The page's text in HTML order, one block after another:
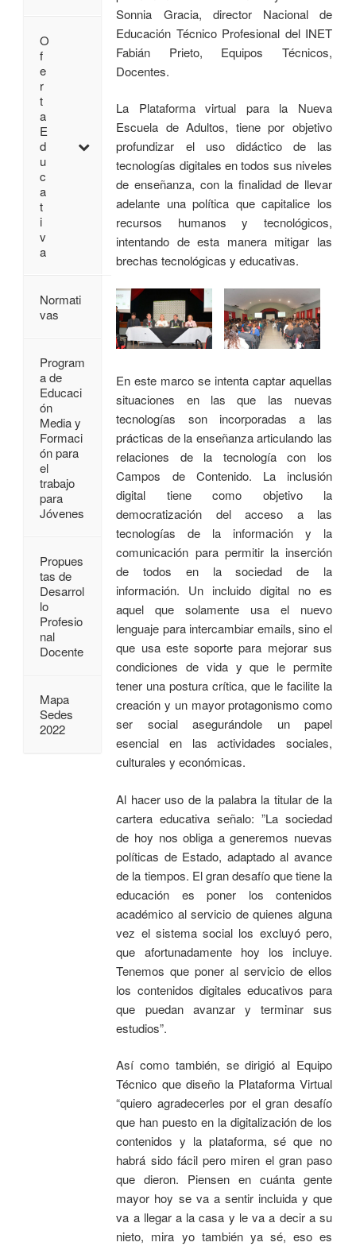
Sonnia Gracia, director Nacional de
Educación Técnico Profesional del INET
Fabián Prieto, Equipos Técnicos,
Docentes.
La Plataforma virtual para la Nueva
Escuela de Adultos, tiene por objetivo
profundizar el uso didáctico de las
tecnologías digitales en todos sus niveles
de enseñanza, con la finalidad de llevar
adelante una política que capitalice los
recursos humanos y tecnológicos,
intentando de esta manera mitigar las
brechas tecnológicas y educativas.
En este marco se intenta captar aquellas
situaciones en las que las nuevas
tecnologías son incorporadas a las
prácticas de la enseñanza articulando las
relaciones de la tecnología con los
Campos de Contenido. La inclusión
digital tiene como objetivo la
democratización del acceso a las
tecnologías de la información y la
comunicación para permitir la inserción
de todos en la sociedad de la
información. Un incluido digital no es
aquel que solamente usa el nuevo
lenguaje para intercambiar emails, sino el
que usa este soporte para mejorar sus
condiciones de vida y que le permite
tener una postura crítica, que le facilite la
creación y un mayor protagonismo como
ser social asegurándole un papel
esencial en las actividades sociales,
culturales y económicas.
Al hacer uso de la palabra la titular de la
cartera educativa señalo: ”La sociedad
de hoy nos obliga a generemos nuevas
políticas de Estado, adaptado al avance
de la tiempos. El gran desafío que tiene la
educación es poner los contenidos
académico al servicio de quienes alguna
vez el sistema social los excluyó pero,
que afortunadamente hoy los incluye.
Tenemos que poner al servicio de ellos
los contenidos digitales educativos para
que puedan avanzar y terminar sus
estudios”.
Así como también, se dirigió al Equipo
Técnico que diseño la Plataforma Virtual
“quiero agradecerles por el gran desafío
que han puesto en la digitalización de los
contenidos y la plataforma, sé que no
habrá sido fácil pero miren el gran paso
que dieron. Piensen en cuánta gente
mayor hoy se va a sentir incluida y que
va a llegar a la casa y le va a decir a su
nieto, mira yo también ya sé, eso es
O
f
e
r
t
a
E
d
u
c
a
t
i
v
a
Normati
vas
Program
a de
Educaci
ón
Media y
Formaci
ón para
el
trabajo
para
Jóvenes
Propues
tas de
Desarrol
lo
Profesio
nal
Docente
Mapa
Sedes
2022